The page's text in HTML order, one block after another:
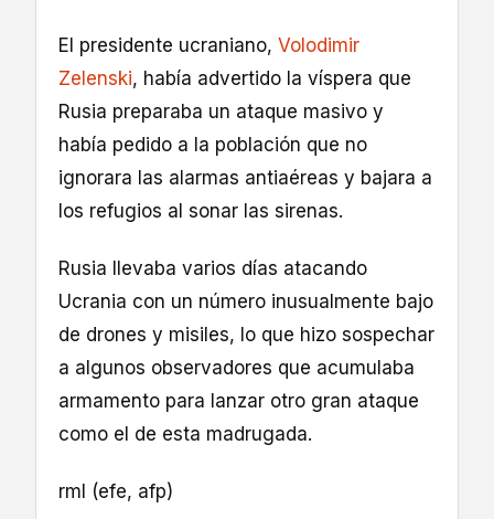
El presidente ucraniano, Volodimir
Zelenski, había advertido la víspera que
Rusia preparaba un ataque masivo y
había pedido a la población que no
ignorara las alarmas antiaéreas y bajara a
los refugios al sonar las sirenas.
Rusia llevaba varios días atacando
Ucrania con un número inusualmente bajo
de drones y misiles, lo que hizo sospechar
a algunos observadores que acumulaba
armamento para lanzar otro gran ataque
como el de esta madrugada.
rml (efe, afp)